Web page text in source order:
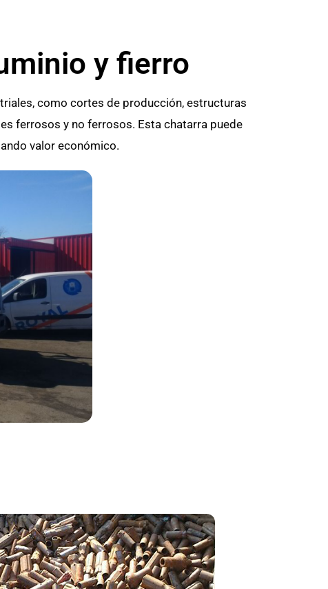
y fierro
como cortes de producción, estructuras
ferrosos y no ferrosos. Esta chatarra puede
valor económico.